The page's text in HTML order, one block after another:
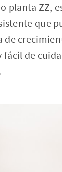
planta ZZ,
que
de
de